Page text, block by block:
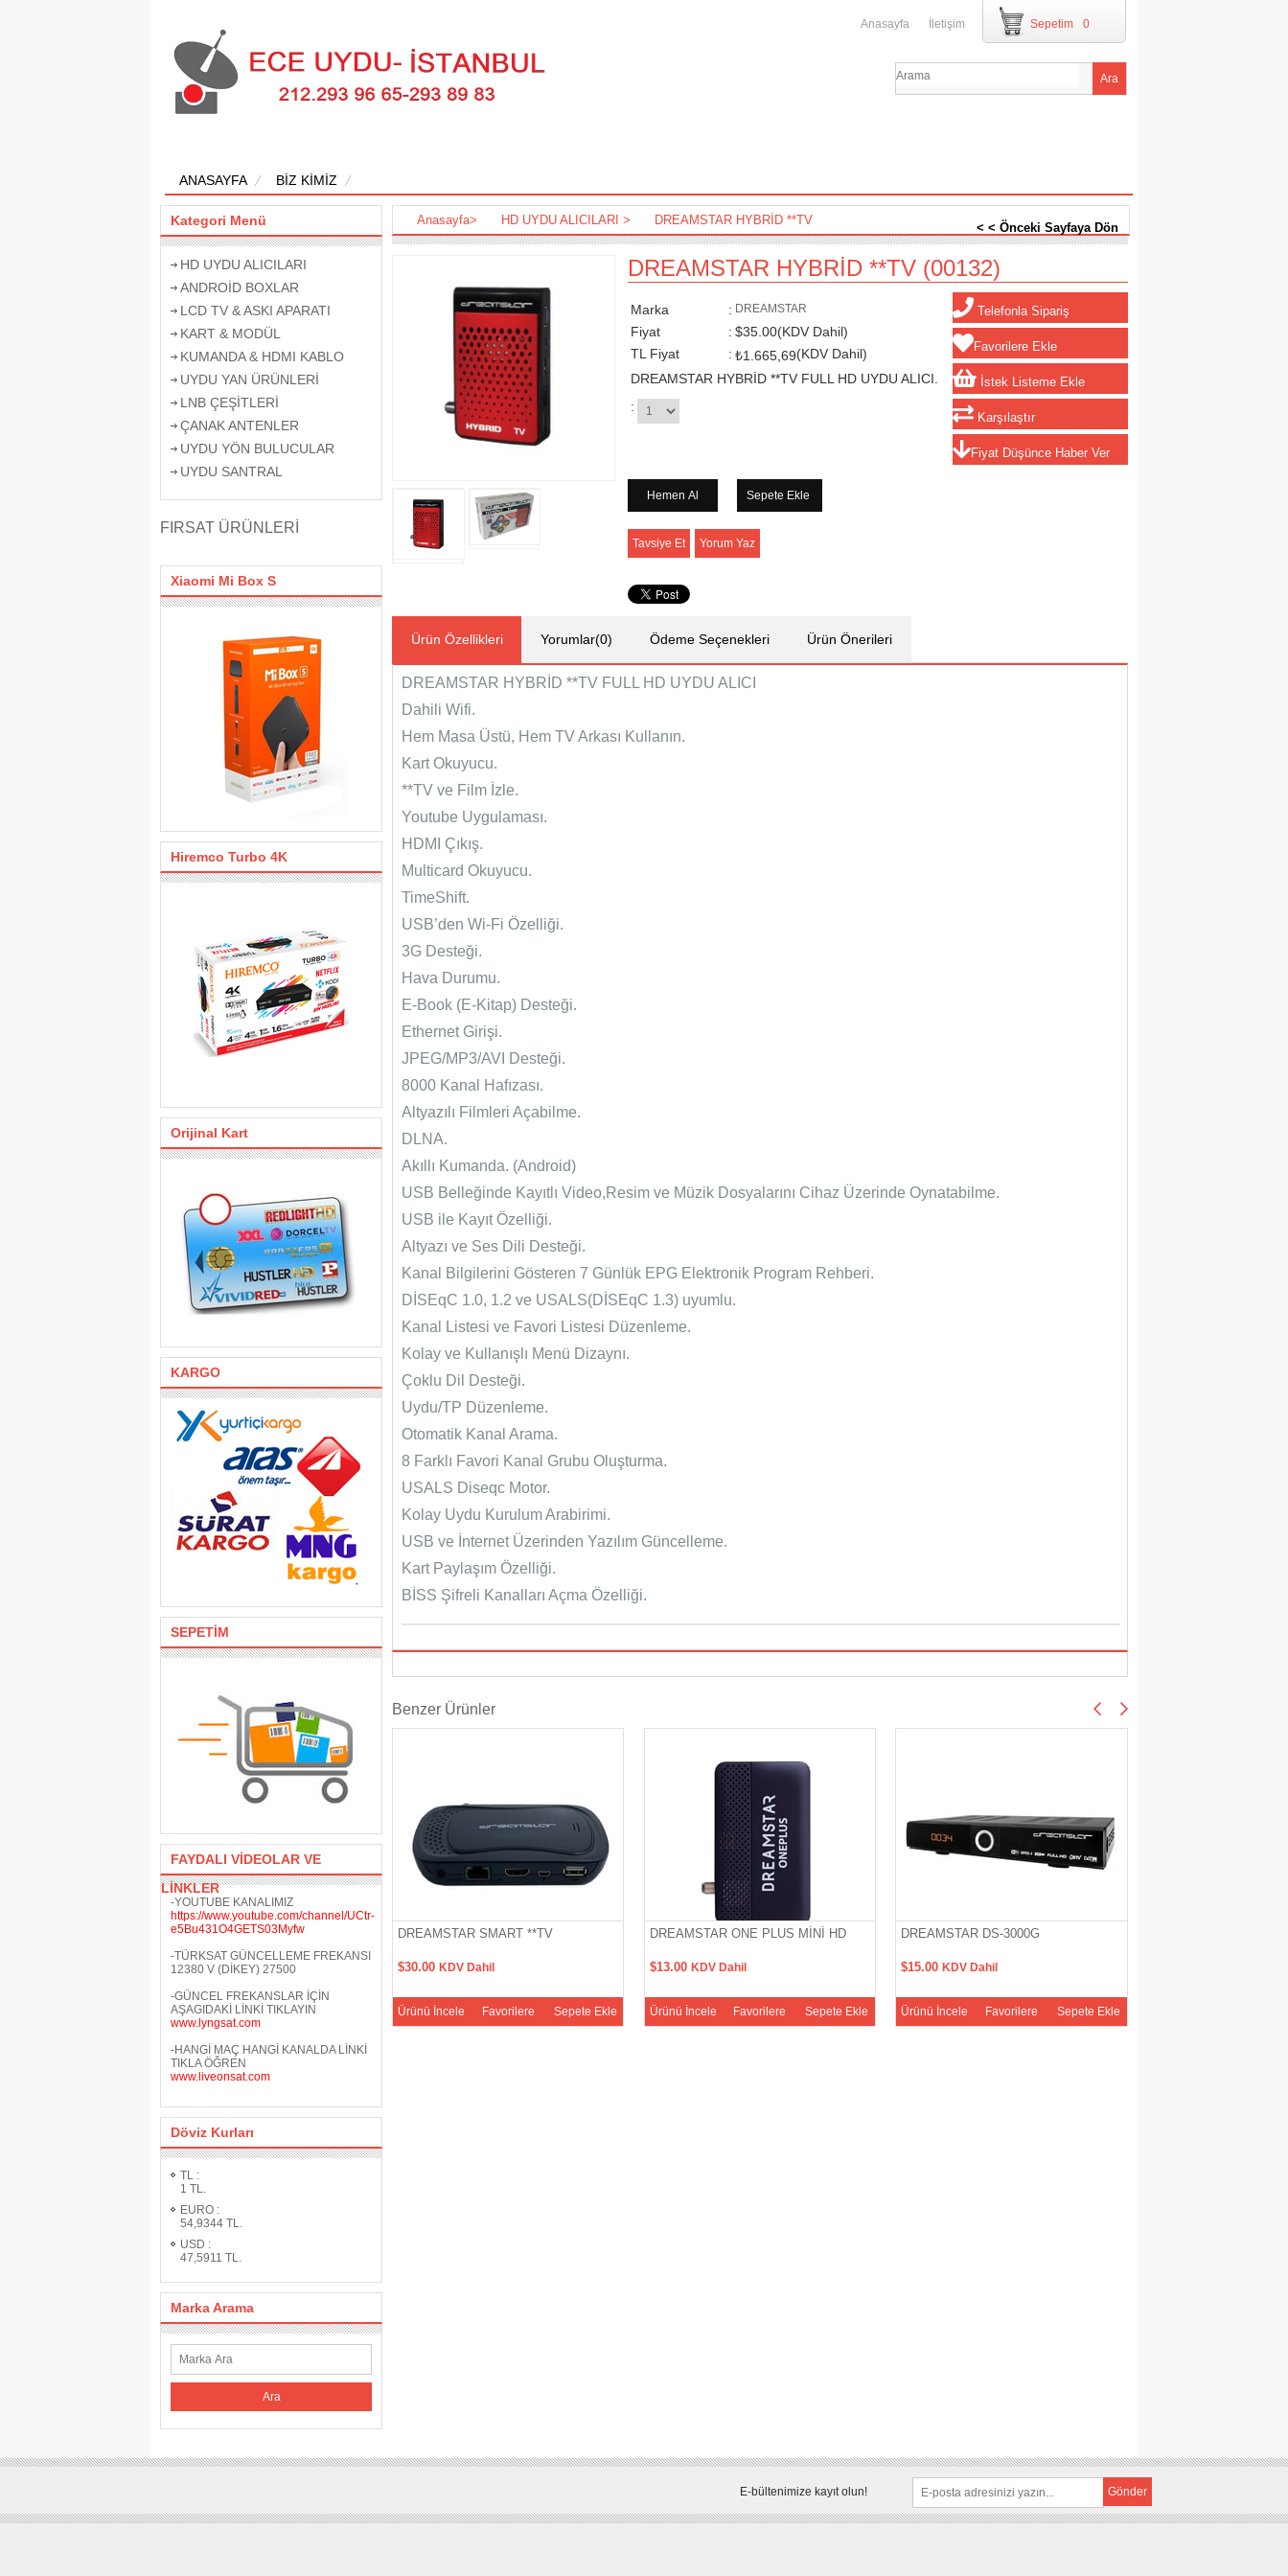
Anasayfa İletişim Sepetim 0
ANASAYFA BİZ KİMİZ
Kategori Menü
HD UYDU ALICILARI
ANDROİD BOXLAR
LCD TV & ASKI APARATI
KART & MODÜL
KUMANDA & HDMI KABLO
UYDU YAN ÜRÜNLERİ
LNB ÇEŞİTLERİ
ÇANAK ANTENLER
UYDU YÖN BULUCULAR
UYDU SANTRAL
FIRSAT ÜRÜNLERİ
Xiaomi Mi Box S
Hiremco Turbo 4K
Orijinal Kart
KARGO
SEPETİM
FAYDALI VİDEOLAR VE
LİNKLER
-YOUTUBE KANALIMIZ
https://www.youtube.com/channel/UCtr-
e5Bu431O4GETS03Myfw
-TÜRKSAT GÜNCELLEME FREKANSI
12380 V (DİKEY) 27500
-GÜNCEL FREKANSLAR İÇİN
AŞAGIDAKİ LİNKİ TIKLAYIN
www.lyngsat.com
-HANGİ MAÇ HANGİ KANALDA LİNKİ
TIKLA ÖĞREN
www.liveonsat.com
Döviz Kurları
TL :
1 TL.
EURO :
54,9344 TL.
USD :
47,5911 TL.
Marka Arama
Ara
Anasayfa> HD UYDU ALICILARI > DREAMSTAR HYBRİD **TV
< < Önceki Sayfaya Dön
DREAMSTAR HYBRİD **TV (00132)
Marka : DREAMSTAR
Fiyat : $35.00(KDV Dahil)
TL Fiyat
: ₺1.665,69(KDV Dahil)
DREAMSTAR HYBRİD **TV FULL HD UYDU ALICI.
:
Telefonla Sipariş
Favorilere Ekle
İstek Listeme Ekle
Karşılaştır
Fiyat Düşünce Haber Ver
Tavsiye Et Yorum Yaz
Ürün Özellikleri Yorumlar(0) Ödeme Seçenekleri Ürün Önerileri
DREAMSTAR HYBRİD **TV FULL HD UYDU ALICI
Dahili Wifi.
Hem Masa Üstü, Hem TV Arkası Kullanın.
Kart Okuyucu.
**TV ve Film İzle.
Youtube Uygulaması.
HDMI Çıkış.
Multicard Okuyucu.
TimeShift.
USB’den Wi-Fi Özelliği.
3G Desteği.
Hava Durumu.
E-Book (E-Kitap) Desteği.
Ethernet Girişi.
JPEG/MP3/AVI Desteği.
8000 Kanal Hafızası.
Altyazılı Filmleri Açabilme.
DLNA.
Akıllı Kumanda. (Android)
USB Belleğinde Kayıtlı Video,Resim ve Müzik Dosyalarını Cihaz Üzerinde Oynatabilme.
USB ile Kayıt Özelliği.
Altyazı ve Ses Dili Desteği.
Kanal Bilgilerini Gösteren 7 Günlük EPG Elektronik Program Rehberi.
DİSEqC 1.0, 1.2 ve USALS(DİSEqC 1.3) uyumlu.
Kanal Listesi ve Favori Listesi Düzenleme.
Kolay ve Kullanışlı Menü Dizaynı.
Çoklu Dil Desteği.
Uydu/TP Düzenleme.
Otomatik Kanal Arama.
8 Farklı Favori Kanal Grubu Oluşturma.
USALS Diseqc Motor.
Kolay Uydu Kurulum Arabirimi.
USB ve İnternet Üzerinden Yazılım Güncelleme.
Kart Paylaşım Özelliği.
BİSS Şifreli Kanalları Açma Özelliği.
Benzer Ürünler
DREAMSTAR SMART **TV
$30.00KDV Dahil
Favorilere Sepete Ekle
Ürünü İncele
DREAMSTAR ONE PLUS MİNİ HD
$13.00 KDV Dahil
Favorilere Sepete Ekle
Ürünü İncele
DREAMSTAR DS-3000G
$15.00KDV Dahil
Favorilere Sepete Ekle
Ürünü İncele
E-bültenimize kayıt olun! Gönder